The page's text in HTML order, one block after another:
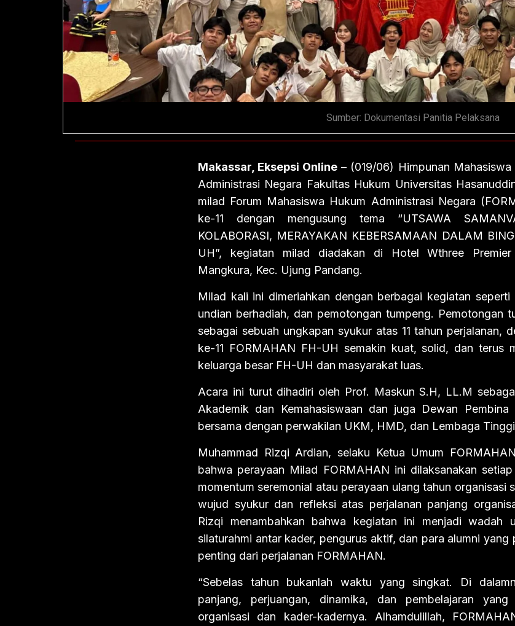
Sumber: Dokumentasi Panitia Pelaksana
Makassar, Eksepsi Online – (019/06) Himpunan
Administrasi Negara Fakultas Hukum Universitas
milad Forum Mahasiswa Hukum Administrasi Negara
ke-11 dengan mengusung tema “UTSAWA
KOLABORASI, MERAYAKAN KEBERSAMAAN DALAM
UH”, kegiatan milad diadakan di Hotel Wthree
Mangkura, Kec. Ujung Pandang.
Milad kali ini dimeriahkan dengan berbagai kegiatan seperti
undian berhadiah, dan pemotongan tumpeng. Pemotongan
sebagai sebuah ungkapan syukur atas 11 tahun perjalanan,
ke-11 FORMAHAN FH-UH semakin kuat, solid, dan terus
keluarga besar FH-UH dan masyarakat luas.
Acara ini turut dihadiri oleh Prof. Maskun S.H, LL.M
Akademik dan Kemahasiswaan dan juga Dewan
bersama dengan perwakilan UKM, HMD, dan Lembaga
Muhammad Rizqi Ardian, selaku Ketua Umum
bahwa perayaan Milad FORMAHAN ini dilaksanakan
momentum seremonial atau perayaan ulang tahun organisasi
wujud syukur dan refleksi atas perjalanan panjang
Rizqi menambahkan bahwa kegiatan ini menjadi wadah
silaturahmi antar kader, pengurus aktif, dan para alumni yang
penting dari perjalanan FORMAHAN.
“Sebelas tahun bukanlah waktu yang singkat. Di
panjang, perjuangan, dinamika, dan pembelajaran yang
organisasi dan kader-kadernya. Alhamdulillah,